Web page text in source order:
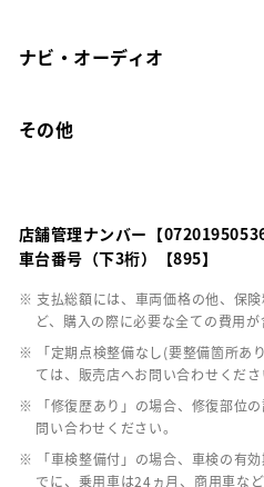
ナビ・オーディオ
その他
店舗管理ナンバー【
車台番号（下3桁）【895】
※ 支払総額には、車両価格の他、保
ど、購入の際に必要な全ての費用が
※ 「定期点検整備なし(要整備箇所あ
ては、販売店へお問い合わせくださ
※ 「修復歴あり」の場合、修復部位
問い合わせください。
※ 「車検整備付」の場合、車検の有
でに、乗用車は24ヵ月、商用車な